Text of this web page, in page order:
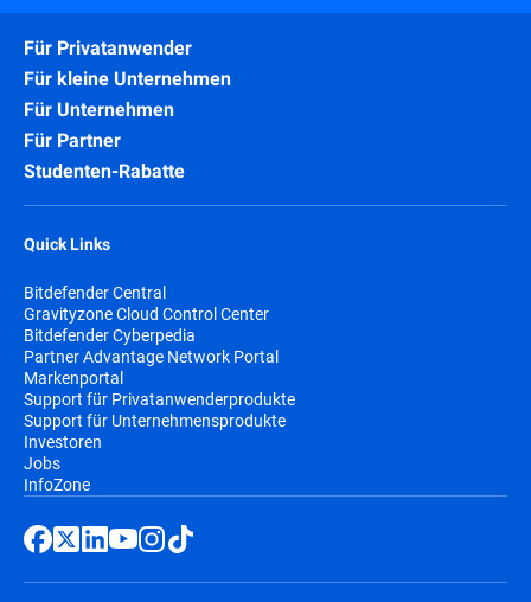
Für Privatanwender
Für kleine Unternehmen
Für Unternehmen
Für Partner
Studenten-Rabatte
Quick Links
Bitdefender Central
Gravityzone Cloud Control Center
Bitdefender Cyberpedia
Partner Advantage Network Portal
Markenportal
Support für Privatanwenderprodukte
Support für Unternehmensprodukte
Investoren
Jobs
InfoZone